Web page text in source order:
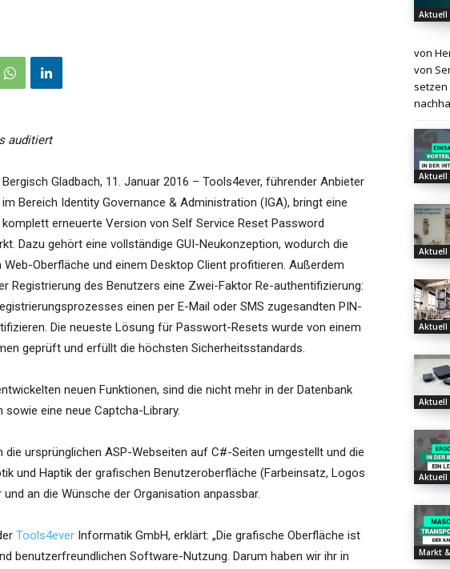
auditiert
Bergisch Gladbach, 11. Januar 2016 – Tools4ever, führender Anbieter
im Bereich Identity Governance & Administration (IGA), bringt eine
komplett erneuerte Version von Self Service Reset Password
Dazu gehört eine vollständige GUI-Neukonzeption, wodurch die
Oberfläche und einem Desktop Client profitieren. Außerdem
Registrierung des Benutzers eine Zwei-Faktor Re-authentifizierung:
einen per E-Mail oder SMS zugesandten PIN-
Die neueste Lösung für Passwort-Resets wurde von einem
geprüft und erfüllt die höchsten Sicherheitsstandards.
neuen Funktionen, sind die nicht mehr in der Datenbank
eine neue Captcha-Library.
die ursprünglichen ASP-Webseiten auf C#-Seiten umgestellt und die
und Haptik der grafischen Benutzeroberfläche (Farbeinsatz, Logos
an die Wünsche der Organisation anpassbar.
Tools4ever Informatik GmbH, erklärt: „Die grafische Oberfläche ist
benutzerfreundlichen Software-Nutzung. Darum haben wir ihr in
Aktuell
von
von
Aktuell
Aktuell
Aktuell
Aktuell
Aktuell
Markt